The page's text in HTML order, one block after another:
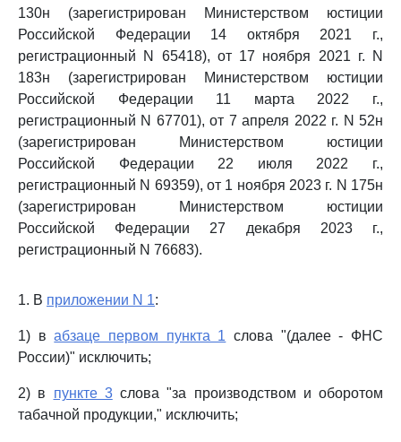
130н (зарегистрирован Министерством юстиции
Российской Федерации 14 октября 2021 г.,
регистрационный N 65418), от 17 ноября 2021 г. N
183н (зарегистрирован Министерством юстиции
Российской Федерации 11 марта 2022 г.,
регистрационный N 67701), от 7 апреля 2022 г. N 52н
(зарегистрирован Министерством юстиции
Российской Федерации 22 июля 2022 г.,
регистрационный N 69359), от 1 ноября 2023 г. N 175н
(зарегистрирован Министерством юстиции
Российской Федерации 27 декабря 2023 г.,
регистрационный N 76683).
1. В приложении N 1:
1) вабзаце первом пункта 1 слова "(далее - ФНС
России)" исключить;
2) в пункте 3слова "за производством и оборотом
табачной продукции," исключить;